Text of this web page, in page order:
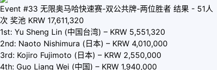
Event #33 无限奥马哈快速赛-双公共牌-两位胜者 结果 - 51人
次 奖池 KRW 17,611,320
1st: Yu Sheng Lin (中国台湾) – KRW 5,551,320
2nd: Naoto Nishimura (日本) – KRW 4,010,000
3rd: Kojiro Fujimoto (日本) – KRW 2,550,000
4th: Guo Liang Wei (中国) – KRW 1,940,000